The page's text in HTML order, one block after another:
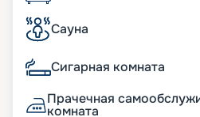
Сауна
Сигарная комната
Прачечная
комната